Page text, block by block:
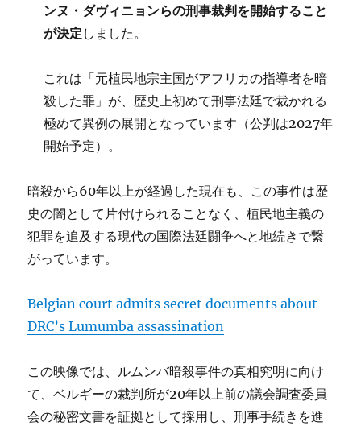
ンヌ・ダヴィニョンらの刑事裁判を開始すること
が決定 しました。
これは「元植民地宗主国がアフリカの指導者を暗
殺した罪」が、歴史上初めて刑事法廷で裁かれる
極めて異例の展開となっています（公判は2027年
開始予定）。
暗殺から60年以上が経過した現在も、この事件は歴
史の闇として片付けられることなく、植民地主義の
犯罪を追及する現代の国際法廷闘争へと地続きで繋
がっています。
Belgian court admits secret documents about
DRC’s Lumumba assassination
この映像では、ルムンバ暗殺事件の真相究明に向け
て、ベルギーの裁判所が20年以上前の議会調査委員
会の秘密文書を証拠として採用し、刑事手続きを進